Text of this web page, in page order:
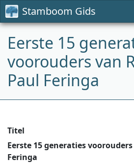
Stamboom Gids
Eerste 15
voorouders van
Paul Feringa
Titel
Eerste 15 generaties
Feringa